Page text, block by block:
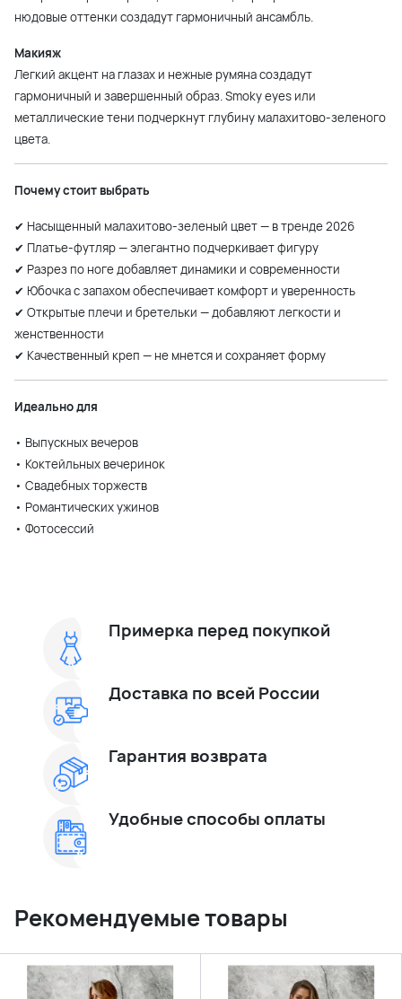
нюдовые оттенки создадут гармоничный ансамбль.
Макияж
Легкий акцент на глазах и нежные румяна создадут
гармоничный и завершенный образ. Smoky eyes или
металлические тени подчеркнут глубину малахитово-зеленого
цвета.
Почему стоит выбрать
✔ Насыщенный малахитово-зеленый цвет — в тренде 2026
✔ Платье-футляр — элегантно подчеркивает фигуру
✔ Разрез по ноге добавляет динамики и современности
✔ Юбочка с запахом обеспечивает комфорт и уверенность
✔ Открытые плечи и бретельки — добавляют легкости и
женственности
✔ Качественный креп — не мнется и сохраняет форму
Идеально для
• Выпускных вечеров
• Коктейльных вечеринок
• Свадебных торжеств
• Романтических ужинов
• Фотосессий
Примерка перед покупкой
Доставка по всей России
Гарантия возврата
Удобные способы оплаты
Рекомендуемые товары